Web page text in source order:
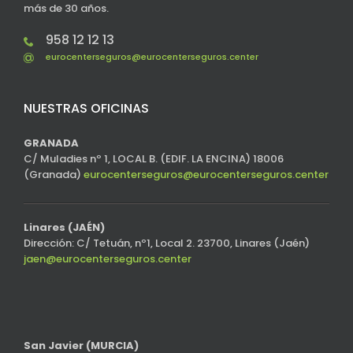
más de 30 años.
958 12 12 13
eurocenterseguros@eurocenterseguros.center
NUESTRAS OFICINAS
GRANADA
C/ Muladies nº 1, LOCAL B. (EDIF. LA ENCINA) 18006
(Granada) eurocenterseguros@eurocenterseguros.center
Linares (JAÉN)
Dirección: C/ Tetuán, nº1, Local 2. 23700, Linares (Jaén)
jaen@eurocenterseguros.center
San Javier (MURCIA)